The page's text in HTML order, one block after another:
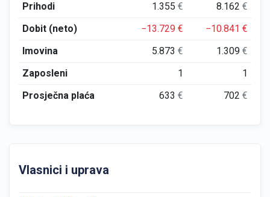
Prihodi
1.355€ 8.162€
Dobit (neto)
−13.729€ −10.841€
Imovina
5.873€ 1.309€
Zaposleni
1
1
Prosječna plaća
633€ 702€
Vlasnici i uprava